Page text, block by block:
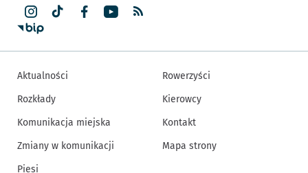
Aktualności
Rozkłady
Komunikacja miejska
Zmiany w komunikacji
Piesi
Rowerzyści
Kierowcy
Kontakt
Mapa strony